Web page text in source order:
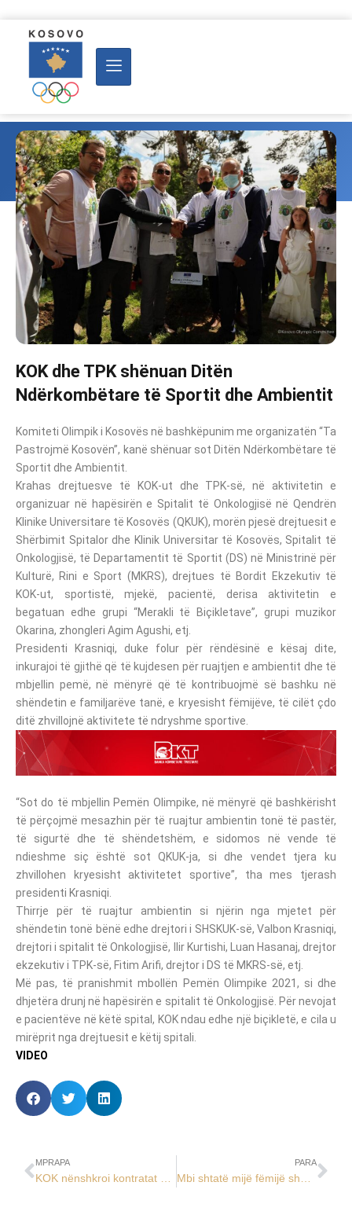
KOK dhe TPK shënuan Ditën
Ndërkombëtare të Sportit dhe Ambientit
Komiteti Olimpik i Kosovës në bashkëpunim me organizatën “Ta
Pastrojmë Kosovën”, kanë shënuar sot Ditën Ndërkombëtare të
Sportit dhe Ambientit.
Krahas drejtuesve të KOK-ut dhe TPK-së, në aktivitetin e
organizuar në hapësirën e Spitalit të Onkologjisë në Qendrën
Klinike Universitare të Kosovës (QKUK), morën pjesë drejtuesit e
Shërbimit Spitalor dhe Klinik Universitar të Kosovës, Spitalit të
Onkologjisë, të Departamentit të Sportit (DS) në Ministrinë për
Kulturë, Rini e Sport (MKRS), drejtues të Bordit Ekzekutiv të
KOK-ut, sportistë, mjekë, pacientë, derisa aktivitetin e
begatuan edhe grupi “Merakli të Biçikletave”, grupi muzikor
Okarina, zhongleri Agim Agushi, etj.
Presidenti Krasniqi, duke folur për rëndësinë e kësaj dite,
inkurajoi të gjithë që të kujdesen për ruajtjen e ambientit dhe të
mbjellin pemë, në mënyrë që të kontribuojmë së bashku në
shëndetin e familjarëve tanë, e kryesisht fëmijëve, të cilët çdo
ditë zhvillojnë aktivitete të ndryshme sportive.
“Sot do të mbjellin Pemën Olimpike, në mënyrë që bashkërisht
të përçojmë mesazhin për të ruajtur ambientin tonë të pastër,
të sigurtë dhe të shëndetshëm, e sidomos në vende të
ndieshme siç është sot QKUK-ja, si dhe vendet tjera ku
zhvillohen kryesisht aktivitetet sportive”, tha mes tjerash
presidenti Krasniqi.
Thirrje për të ruajtur ambientin si njërin nga mjetet për
shëndetin tonë bënë edhe drejtori i SHSKUK-së, Valbon Krasniqi,
drejtori i spitalit të Onkologjisë, Ilir Kurtishi, Luan Hasanaj, drejtor
ekzekutiv i TPK-së, Fitim Arifi, drejtor i DS të MKRS-së, etj.
Më pas, të pranishmit mbollën Pemën Olimpike 2021, si dhe
dhjetëra drunj në hapësirën e spitalit të Onkologjisë. Për nevojat
e pacientëve në këtë spital, KOK ndau edhe një biçikletë, e cila u
mirëprit nga drejtuesit e këtij spitali.
VIDEO
MPRAPA
KOK nënshkroi kontratat me 32 bursistë “Shpresa Olimpike 2023”
PARA
Mbi shtatë mijë fëmijë shënuan Ditën Olimpike 2021